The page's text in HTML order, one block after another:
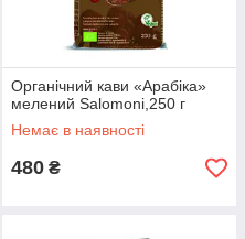
Органічний кави «Арабіка»
мелений Salomoni,250 г
Немає в наявності
480 ₴